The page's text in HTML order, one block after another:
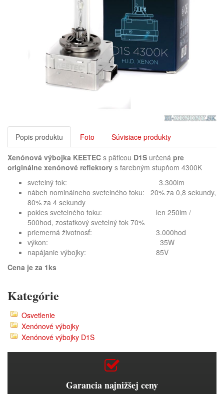
Popis produktu Foto Súvisiace produkty
Xenónová výbojka KEETEC s päticou D1S určená pre
originálne xenónové reflektory s farebným stupňom 4300K
svetelný tok: 3.300lm
nábeh nominálneho svetelného toku: 20% za 0,8 sekundy,
80% za 4 sekundy
pokles svetelného toku: len 250lm /
500hod, zostatkový svetelný tok 70%
priemerná životnosť: 3.000hod
výkon: 35W
napájanie výbojky: 85V
Cena je za 1ks
Kategórie
Osvetlenie
Xenónové výbojky
Xenónové výbojky D1S
Garancia najnižšej ceny